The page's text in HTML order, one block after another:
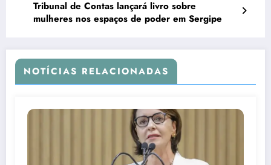
Tribunal de Contas lançará livro sobre
mulheres nos espaços de poder em Sergipe
NOTÍCIAS RELACIONADAS